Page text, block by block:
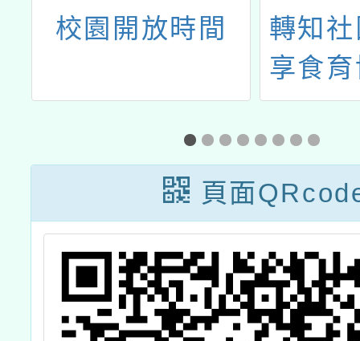
校園開放時間
轉知
享食
「綠
學校
譜徵
頁面